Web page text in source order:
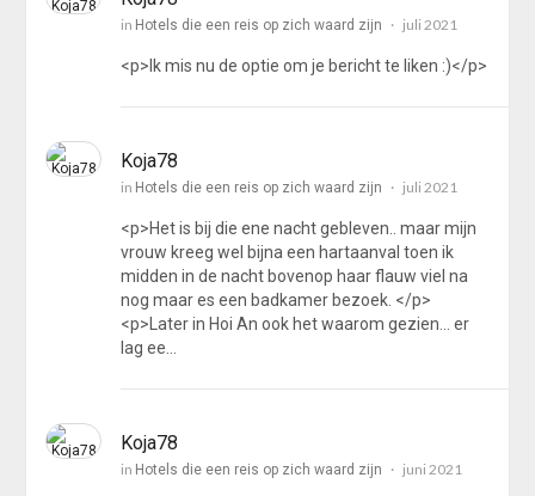
in Hotels die een reis op zich waard zijn juli 2021
<p>Ik mis nu de optie om je bericht te liken :)</p>
Koja78
in Hotels die een reis op zich waard zijn juli 2021
<p>Het is bij die ene nacht gebleven.. maar mijn
vrouw kreeg wel bijna een hartaanval toen ik
midden in de nacht bovenop haar flauw viel na
nog maar es een badkamer bezoek. </p>
<p>Later in Hoi An ook het waarom gezien... er
lag ee…
Koja78
in Hotels die een reis op zich waard zijn juni 2021